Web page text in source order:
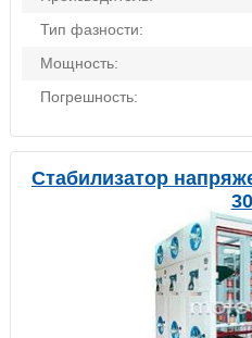
Тип фазности:
Мощность:
Погрешность:
Стабилизатор